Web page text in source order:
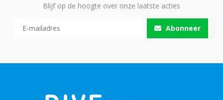
Blijf op de hoogte over onze laatste acties
Abonneer